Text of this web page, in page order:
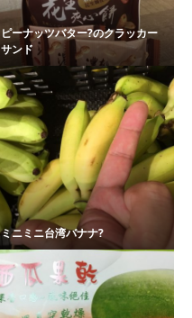
ピーナッツバター?のクラッカー
サンド
ミニミニ台湾バナナ?